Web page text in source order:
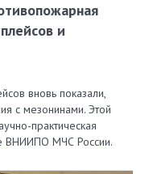
и
вновь показали,
с мезонинами. Этой
практическая
ВНИИПО МЧС России.